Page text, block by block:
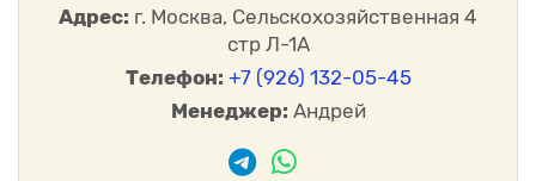
Адрес: г. Москва, Сельскохозяйственная 4
стр Л-1А
Телефон: +7 (926) 132-05-45
Менеджер: Андрей